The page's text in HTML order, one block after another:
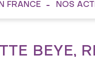
FRANCE NOS
BEYE,